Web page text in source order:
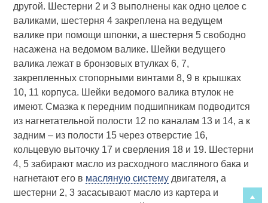
другой. Шестерни 2 и 3 выполнены как одно целое с
валиками, шестерня 4 закреплена на ведущем
валике при помощи шпонки, а шестерня 5 свободно
насажена на ведомом валике. Шейки ведущего
валика лежат в бронзовых втулках 6, 7,
закрепленных стопорными винтами 8, 9 в крышках
10, 11 корпуса. Шейки ведомого валика втулок не
имеют. Смазка к передним подшипникам подводится
из нагнетательной полости 12 по каналам 13 и 14, а к
задним – из полости 15 через отверстие 16,
кольцевую выточку 17 и сверления 18 и 19. Шестерни
4, 5 забирают масло из расходного масляного бака и
нагнетают его в масляную систему двигателя, а
шестерни 2, 3 засасывают масло из картера и